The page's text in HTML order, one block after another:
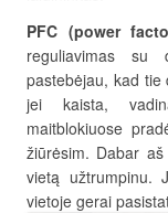
PFC (power
reguliavimas
pastebėjau, kad
jei kaista,
maitblokiuose
žiūrėsim. Dabar
vietą užtrumpinu.
vietoje gerai